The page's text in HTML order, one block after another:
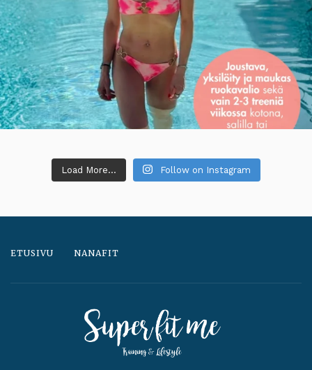
Load More... Follow on Instagram
ETUSIVU NANAFIT